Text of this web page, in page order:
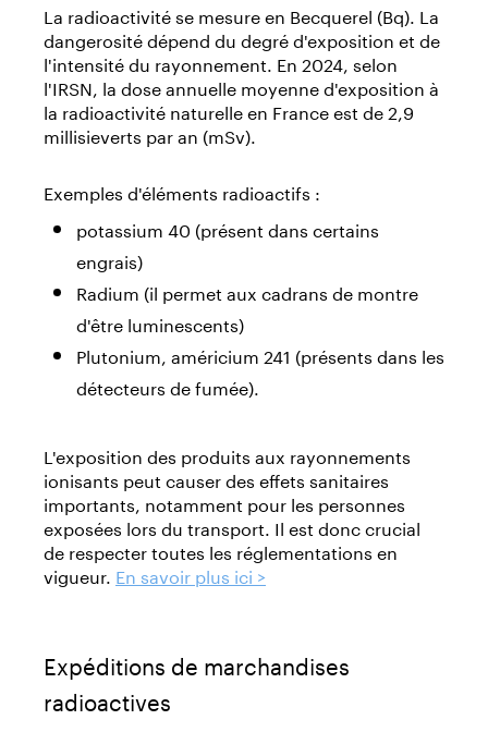
La radioactivité se mesure en Becquerel (Bq). La
dangerosité dépend du degré d'exposition et de
l'intensité du rayonnement. En 2024, selon
l'IRSN, la dose annuelle moyenne d'exposition à
la radioactivité naturelle en France est de 2,9
millisieverts par an (mSv).
Exemples d'éléments radioactifs :
potassium 40 (présent dans certains
engrais)
Radium (il permet aux cadrans de montre
d'être luminescents)
Plutonium, américium 241 (présents dans les
détecteurs de fumée).
L'exposition des produits aux rayonnements
ionisants peut causer des effets sanitaires
importants, notamment pour les personnes
exposées lors du transport. Il est donc crucial
de respecter toutes les réglementations en
vigueur. En savoir plus ici >
Expéditions de marchandises
radioactives